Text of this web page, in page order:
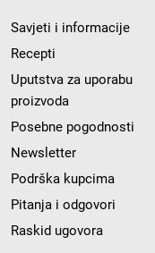
Savjeti i informacije
Recepti
Uputstva za uporabu
proizvoda
Posebne pogodnosti
Newsletter
Podrška kupcima
Pitanja i odgovori
Raskid ugovora